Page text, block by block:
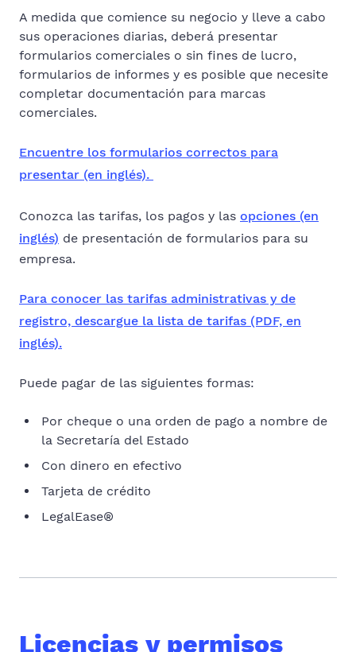
A medida que comience su negocio y lleve a cabo
sus operaciones diarias, deberá presentar
formularios comerciales o sin fines de lucro,
formularios de informes y es posible que necesite
completar documentación para marcas
comerciales.
Encuentre los formularios correctos para
presentar (en inglés).
Conozca las tarifas, los pagos y las opciones (en
inglés) de presentación de formularios para su
empresa.
Para conocer las tarifas administrativas y de
registro, descargue la lista de tarifas (PDF, en
inglés).
Puede pagar de las siguientes formas:
Por cheque o una orden de pago a nombre de
la Secretaría del Estado
Con dinero en efectivo
Tarjeta de crédito
LegalEase®
Licencias y permisos